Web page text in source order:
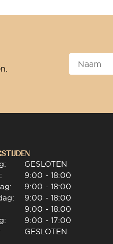
GESLOTEN
9:00 - 18:00
9:00 - 18:00
9:00 - 18:00
9:00 - 18:00
9:00 - 17:00
GESLOTEN